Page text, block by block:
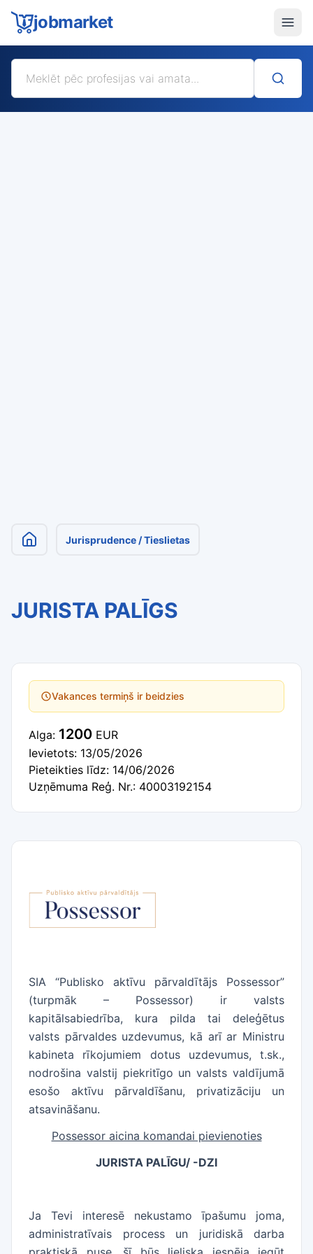
jobmarket
Jurisprudence / Tieslietas
JURISTA PALĪGS
SIA “Publisko aktīvu pārvaldītājs Possessor”
(turpmāk – Possessor) ir valsts
kapitālsabiedrība, kura pilda tai deleģētus
valsts pārvaldes uzdevumus, kā arī ar Ministru
kabineta rīkojumiem dotus uzdevumus, t.sk.,
nodrošina valstij piekritīgo un valsts valdījumā
esošo aktīvu pārvaldīšanu, privatizāciju un
atsavināšanu.
Possessor aicina komandai pievienoties
JURISTA PALĪGU/ -DZI
Ja Tevi interesē nekustamo īpašumu joma,
administratīvais process un juridiskā darba
Vakances termiņš ir beidzies
Alga: 1200 EUR
Ievietots: 13/05/2026
Pieteikties līdz: 14/06/2026
Uzņēmuma Reģ. Nr.: 40003192154